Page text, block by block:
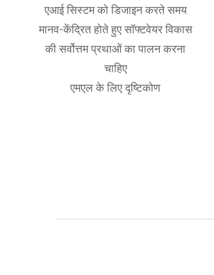
एआई सिस्टम को डिजाइन करते समय
मानव-केंद्रित होते हुए सॉफ्टवेयर विकास
की सर्वोत्तम प्रथाओं का पालन करना
चाहिए
एमएल के लिए दृष्टिकोण